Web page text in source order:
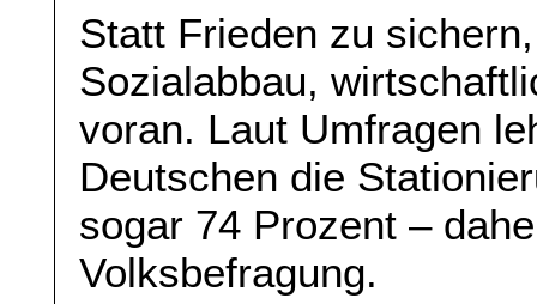
Statt Frieden zu
Sozialabbau,
voran. Laut Umfragen
Deutschen die
sogar 74 Prozent –
Volksbefragung.